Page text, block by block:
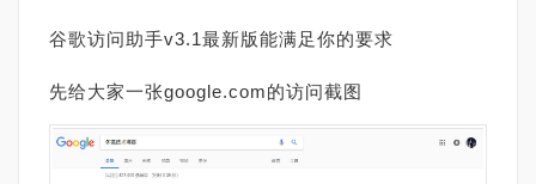
谷歌访问助手v3.1最新版能满足你的要求
先给大家一张google.com的访问截图